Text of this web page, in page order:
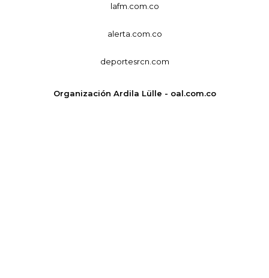
lafm.com.co
alerta.com.co
deportesrcn.com
Organización Ardila Lülle - oal.com.co